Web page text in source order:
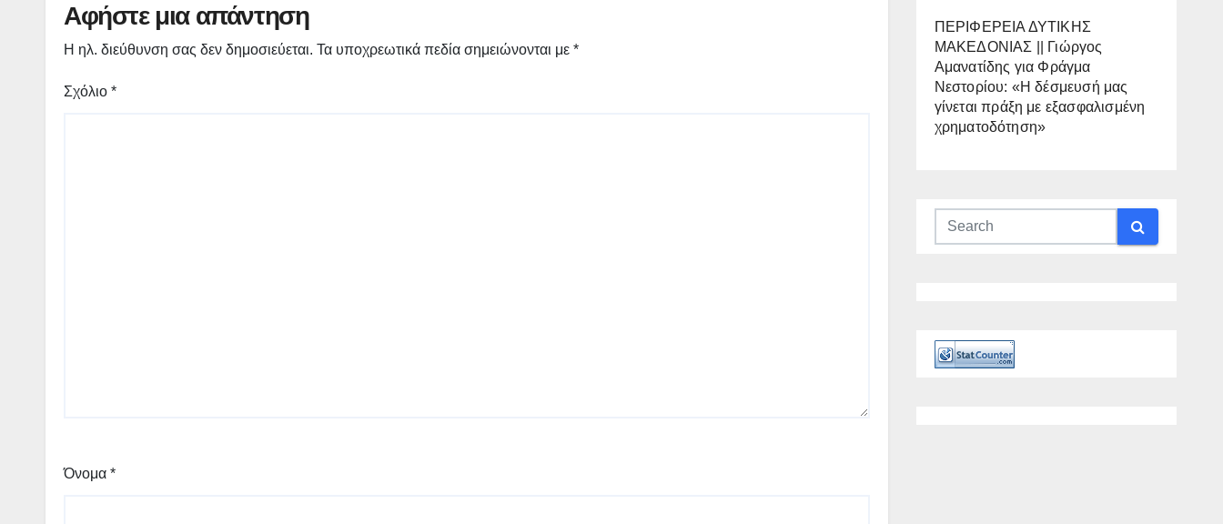
Αφήστε μια απάντηση
Η ηλ. διεύθυνση σας δεν δημοσιεύεται. Τα υποχρεωτικά πεδία σημειώνονται με *
Σχόλιο *
Όνομα *
ΠΕΡΙΦΕΡΕΙΑ ΔΥΤΙΚΗΣ
ΜΑΚΕΔΟΝΙΑΣ || Γιώργος
Αμανατίδης για Φράγμα
Νεστορίου: «Η δέσμευσή μας
γίνεται πράξη με εξασφαλισμένη
χρηματοδότηση»